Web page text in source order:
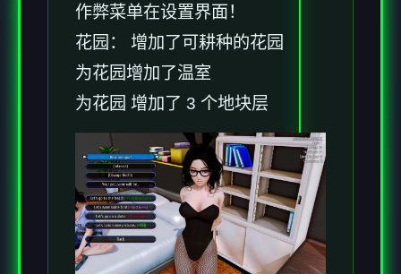
作弊菜单在设置界面！
花园： 增加了可耕种的花园
为花园增加了温室
为花园 增加了 3 个地块层